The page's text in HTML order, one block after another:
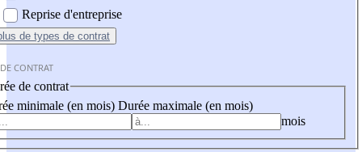
Reprise d'entreprise
de types de contrat
CONTRAT
de contrat
minimale (en mois) Durée maximale (en mois)
mois